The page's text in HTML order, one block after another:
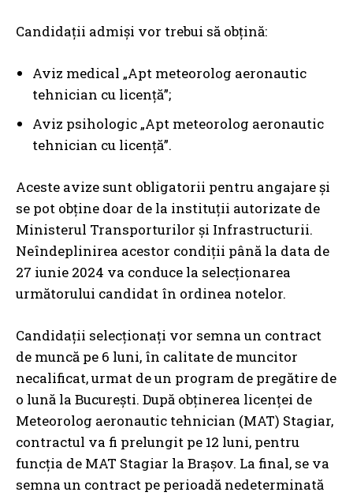
Candidații admiși vor trebui să obțină:
Aviz medical „Apt meteorolog aeronautic
tehnician cu licență”;
Aviz psihologic „Apt meteorolog aeronautic
tehnician cu licență”.
Aceste avize sunt obligatorii pentru angajare și
se pot obține doar de la instituții autorizate de
Ministerul Transporturilor și Infrastructurii.
Neîndeplinirea acestor condiții până la data de
27 iunie 2024 va conduce la selecționarea
următorului candidat în ordinea notelor.
Candidații selecționați vor semna un contract
de muncă pe 6 luni, în calitate de muncitor
necalificat, urmat de un program de pregătire de
o lună la București. După obținerea licenței de
Meteorolog aeronautic tehnician (MAT) Stagiar,
contractul va fi prelungit pe 12 luni, pentru
funcția de MAT Stagiar la Brașov. La final, se va
semna un contract pe perioadă nedeterminată